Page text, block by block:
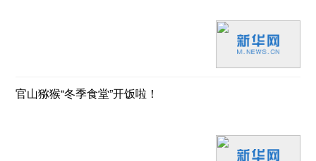
官山猕猴“冬季食堂”开饭啦！